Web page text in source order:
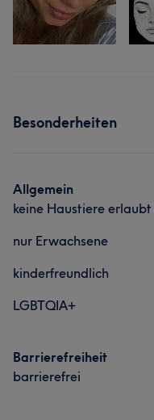
Besonderheiten
Allgemein
keine Haustiere erlaubt
nur Erwachsene
kinderfreundlich
LGBTQIA+
Barrierefreiheit
barrierefrei